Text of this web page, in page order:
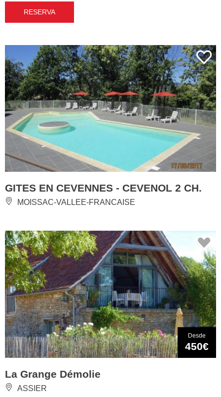
RESERVA
GITES EN CEVENNES - CEVENOL 2 CH.
MOISSAC-VALLEE-FRANCAISE
Desde
450€
La Grange Démolie
ASSIER